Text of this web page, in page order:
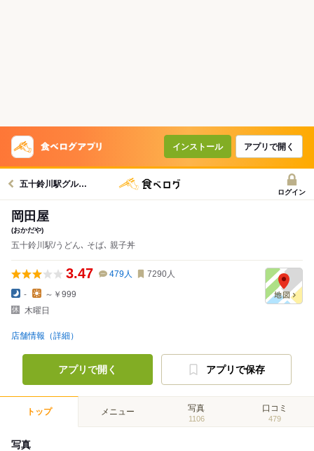
インストール アプリで開く
五十鈴川駅グルメへ
ログイン
岡田屋
(おかだや)
五十鈴川駅/うどん､ そば､ 親子丼
3.47 479人 7290人
-
～￥999
木曜日
店舗情報（詳細）
アプリで開く アプリで保存
トップ メニュー 写真
1106
口コミ
479
写真